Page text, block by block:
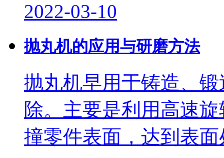
2022-03-10
抛丸机的应用与研磨方法
抛丸机早用于铸造、
除。主要是利用高速
撞零件表面，达到表